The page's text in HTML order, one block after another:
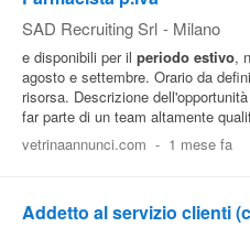
SAD Recruiting Srl - Milano
e disponibili per il periodo estivo,
agosto e settembre. Orario da
risorsa. Descrizione
far parte di un team altamente
vetrinaannunci.com - 1 mese fa
Addetto al servizio clienti